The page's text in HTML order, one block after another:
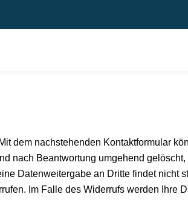
Mit dem nachstehenden Kontaktformular
nach Beantwortung umgehend
Datenweitergabe an Dritte findet
Im Falle des Widerrufs werden Ihre